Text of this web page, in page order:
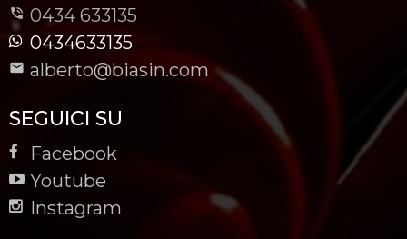
0434 633135
0434633135
alberto@biasin.com
SEGUICI SU
Facebook
Youtube
Instagram